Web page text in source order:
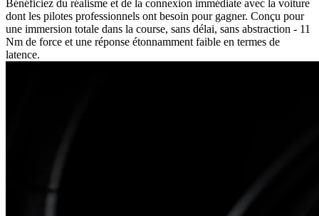
Bénéficiez du réalisme et de la connexion immédiate avec la voiture
dont les pilotes professionnels ont besoin pour gagner. Conçu pour
une immersion totale dans la course, sans délai, sans abstraction - 11
Nm de force et une réponse étonnamment faible en termes de
latence.